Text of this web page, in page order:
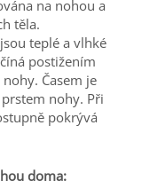
na nohou a
těla.
teplé a vlhké
postižením
Časem je
nohy. Při
pokrývá
doma: